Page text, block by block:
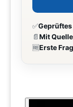
✅
📄Mit Quelle
🆓Erste